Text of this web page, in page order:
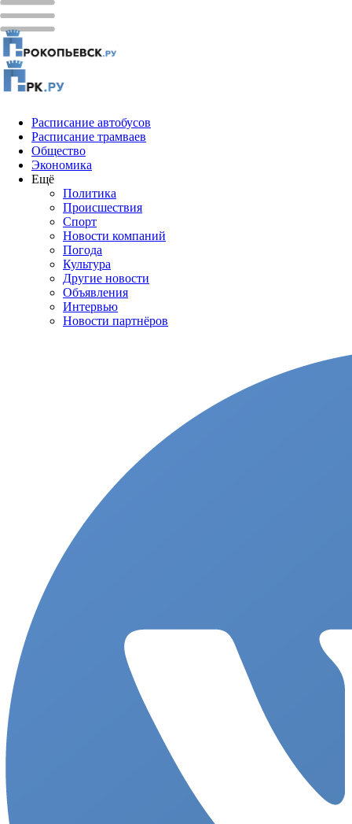
Расписание автобусов
Расписание трамваев
Общество
Экономика
Ещё
Политика
Проиcшествия
Спорт
Новости компаний
Погода
Культура
Другие новости
Объявления
Интервью
Новости партнёров